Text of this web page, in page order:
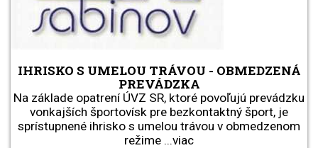
IHRISKO S UMELOU TRÁVOU - OBMEDZENÁ
PREVÁDZKA
Na základe opatrení ÚVZ SR, ktoré povoľujú prevádzku
vonkajších športovísk pre bezkontaktný šport, je
sprístupnené ihrisko s umelou trávou v obmedzenom
režime ...viac